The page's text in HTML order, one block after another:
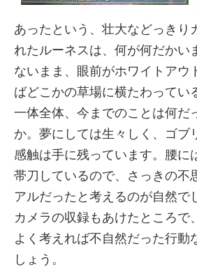
あったという、壮大などっきり
れたルーネスは、何が何だかい
ないまま、眼前がホワイトアウ
ばどこかの草場に横たわってい
一体全体、今までのことは何だ
か。夢にしては生々しく、ゴブ
感触は手に残っています。腰に
帯刀しているので、さっきの不
アルだったと考えるのが自然で
カメラの収録もあけたところで
よく考えれば不自然だった行動
しょう。